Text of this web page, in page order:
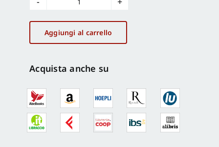
Disegnare
idee
immagini
n°
/
quantità
Aggiungi al carrello
Acquista anche su